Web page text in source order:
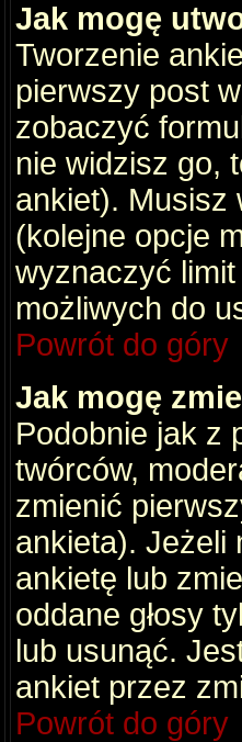
Jak mogę
Tworzenie
pierwszy post
zobaczyć
nie widzisz go,
ankiet). Musisz
(kolejne opcje
wyznaczyć
możliwych do
Powrót do góry
Jak mogę
Podobnie jak z
twórców,
zmienić
ankieta). Jeżeli
ankietę lub
oddane głosy
lub usunąć.
ankiet przez
Powrót do góry